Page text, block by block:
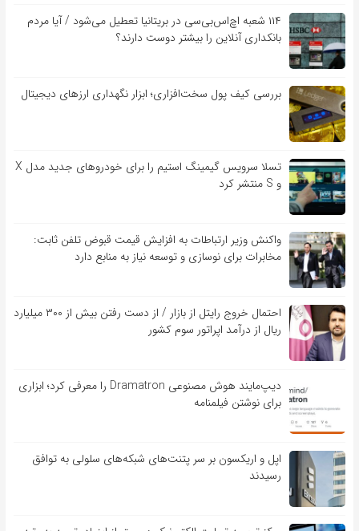
۱۱۴ شعبه اچ‌اس‌بی‌سی در بریتانیا تعطیل می‌شود / آیا مردم
بانکداری آنلاین را بیشتر دوست دارند؟
بررسی کیف‌ پول سخت‌افزاری؛ ابزار نگهداری ارزهای دیجیتال
تسلا سرویس گیمینگ استیم را برای خودروهای جدید مدل X
و S منتشر کرد
واکنش وزیر ارتباطات به افزایش قیمت قبوض تلفن ثابت:
مخابرات برای نوسازی و توسعه نیاز به منابع دارد
احتمال خروج رایتل از بازار / از دست رفتن بیش از ۳۰۰ میلیارد
ریال از درآمد اپراتور سوم کشور
دیپ‌مایند هوش مصنوعی Dramatron را معرفی کرد؛ ابزاری
برای نوشتن فیلمنامه
اپل و اریکسون بر سر پتنت‌های شبکه‌های سلولی به توافق
رسیدند